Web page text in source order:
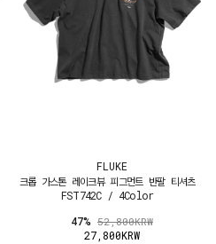
FLUKE
크롭 가스톤 레이크뷰 피그먼트 반팔 티셔츠
FST742C / 4Color
47% 52,800KRW
27,800KRW